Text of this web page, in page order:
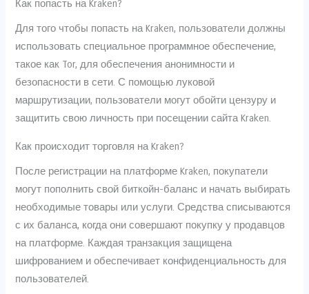
Как попасть на Kraken?
Для того чтобы попасть на Kraken, пользователи должны
использовать специальное программное обеспечение,
такое как Tor, для обеспечения анонимности и
безопасности в сети. С помощью луковой
маршрутизации, пользователи могут обойти цензуру и
защитить свою личность при посещении сайта Kraken.
Как происходит торговля на Kraken?
После регистрации на платформе Kraken, покупатели
могут пополнить свой биткойн-баланс и начать выбирать
необходимые товары или услуги. Средства списываются
с их баланса, когда они совершают покупку у продавцов
на платформе. Каждая транзакция защищена
шифрованием и обеспечивает конфиденциальность для
пользователей.